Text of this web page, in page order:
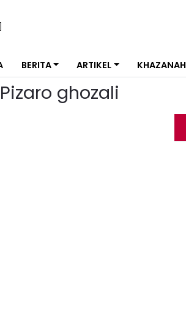
BERITA ARTIKEL KHAZANAH
Pizaro ghozali